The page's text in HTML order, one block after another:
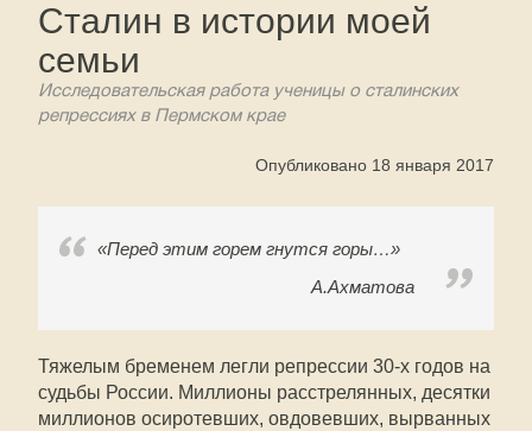
Сталин в истории моей
семьи
Исследовательская работа ученицы о сталинских
репрессиях в Пермском крае
Опубликовано 18 января 2017
«Перед этим горем гнутся горы…»
А.Ахматова
Тяжелым бременем легли репрессии 30-х годов на
судьбы России. Миллионы расстрелянных, десятки
миллионов осиротевших, овдовевших, вырванных